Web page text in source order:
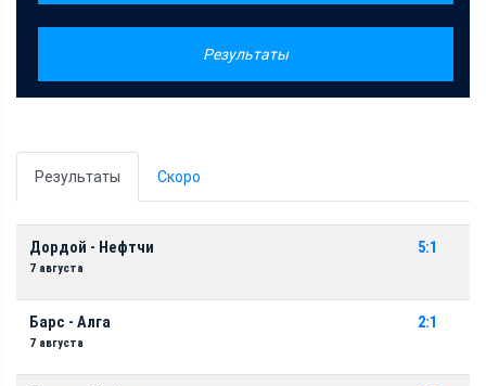
Результаты
Результаты Скоро
Дордой - Нефтчи
7 августа
5:1
Барс - Алга
7 августа
2:1